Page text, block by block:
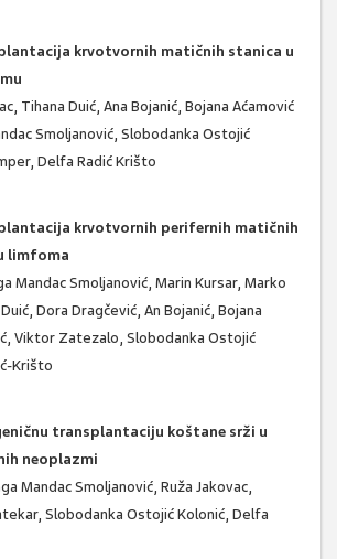
krvotvornih matičnih stanica u
Tihana Duić, Ana Bojanić, Bojana Aćamović
Smoljanović, Slobodanka Ostojić
Delfa Radić Krišto
krvotvornih perifernih matičnih
limfoma
Mandac Smoljanović, Marin Kursar, Marko
Dora Dragčević, An Bojanić, Bojana
Viktor Zatezalo, Slobodanka Ostojić
Krišto
transplantaciju koštane srži u
neoplazmi
Mandac Smoljanović, Ruža Jakovac,
Slobodanka Ostojić Kolonić, Delfa